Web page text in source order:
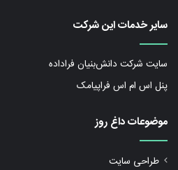
سایر خدمات این شرکت
سایت شرکت دانش‌بنیان فراداده
پنل اس ام اس فراپیامک
موضوعات داغ روز
طراحی سایت